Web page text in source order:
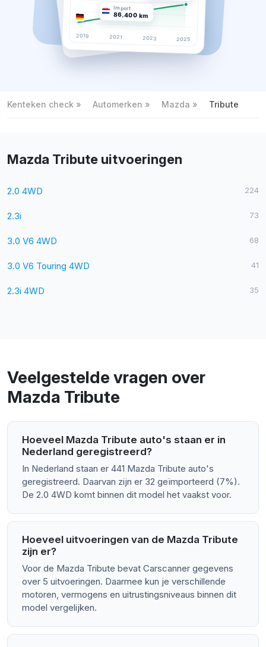
Import
86.400 km
2019 2021 2023 2025
Kenteken check Automerken Mazda Tribute
Mazda Tribute uitvoeringen
2.0 4WD 224
2.3i 73
3.0 V6 4WD 68
3.0 V6 Touring 4WD 41
2.3i 4WD 35
Veelgestelde vragen over
Mazda Tribute
Hoeveel Mazda Tribute auto's staan er in
Nederland geregistreerd?
In Nederland staan er 441 Mazda Tribute auto's
geregistreerd. Daarvan zijn er 32 geïmporteerd (7%).
De 2.0 4WD komt binnen dit model het vaakst voor.
Hoeveel uitvoeringen van de Mazda Tribute
zijn er?
Voor de Mazda Tribute bevat Carscanner gegevens
over 5 uitvoeringen. Daarmee kun je verschillende
motoren, vermogens en uitrustingsniveaus binnen dit
model vergelijken.